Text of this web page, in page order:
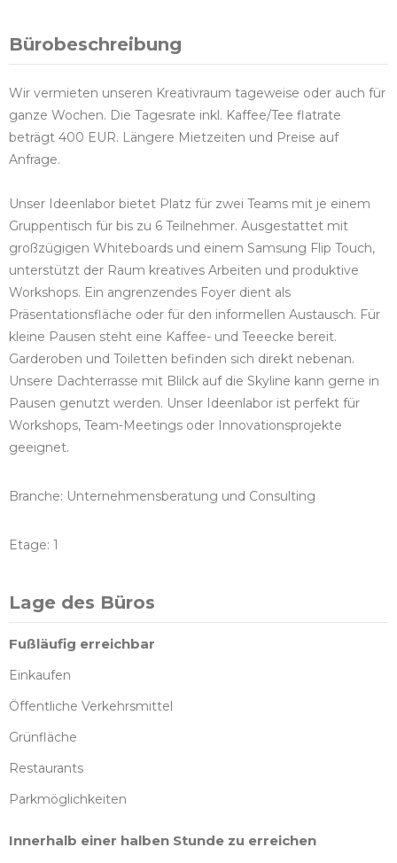
Bürobeschreibung
Wir vermieten unseren Kreativraum tageweise oder auch für
ganze Wochen. Die Tagesrate inkl. Kaffee/Tee flatrate
beträgt 400 EUR. Längere Mietzeiten und Preise auf
Anfrage.
Unser Ideenlabor bietet Platz für zwei Teams mit je einem
Gruppentisch für bis zu 6 Teilnehmer. Ausgestattet mit
großzügigen Whiteboards und einem Samsung Flip Touch,
unterstützt der Raum kreatives Arbeiten und produktive
Workshops. Ein angrenzendes Foyer dient als
Präsentationsfläche oder für den informellen Austausch. Für
kleine Pausen steht eine Kaffee- und Teeecke bereit.
Garderoben und Toiletten befinden sich direkt nebenan.
Unsere Dachterrasse mit Blilck auf die Skyline kann gerne in
Pausen genutzt werden. Unser Ideenlabor ist perfekt für
Workshops, Team-Meetings oder Innovationsprojekte
geeignet.
Branche: Unternehmensberatung und Consulting
Etage: 1
Lage des Büros
Fußläufig erreichbar
Einkaufen
Öffentliche Verkehrsmittel
Grünfläche
Restaurants
Parkmöglichkeiten
Innerhalb einer halben Stunde zu erreichen